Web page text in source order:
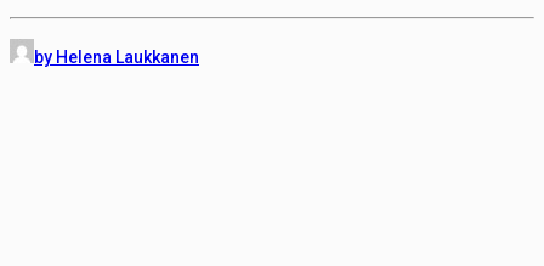
by Helena Laukkanen